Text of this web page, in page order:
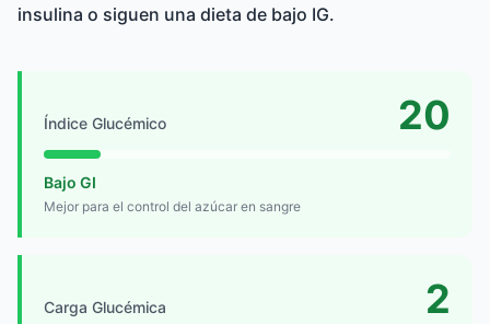
insulina o siguen una dieta de bajo IG.
Índice Glucémico 20
Bajo GI
Mejor para el control del azúcar en sangre
Carga Glucémica 2